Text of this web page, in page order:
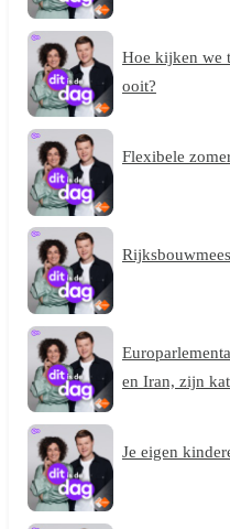
Hoe kijken we
ooit?
Flexibele
en Iran, zijn
Je eigen